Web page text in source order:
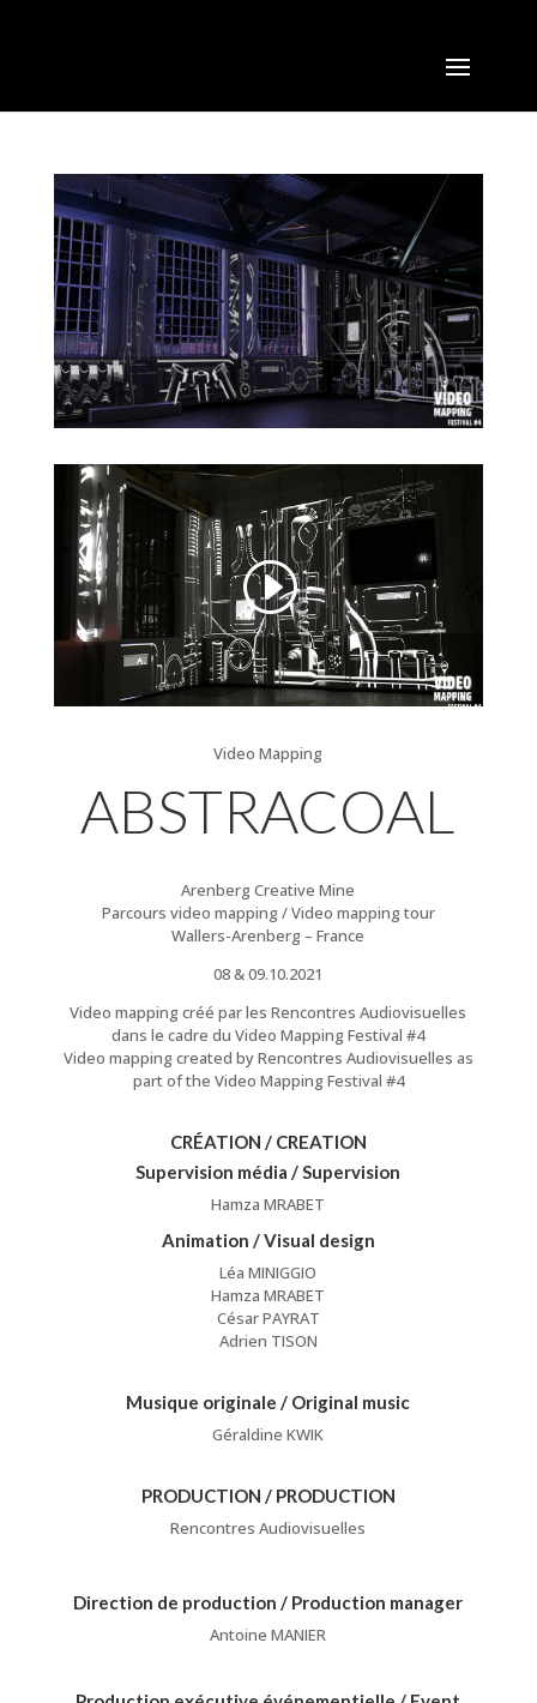
Video Mapping
ABSTRACOAL
Arenberg Creative Mine
Parcours video mapping / Video mapping tour
Wallers-Arenberg – France
08 & 09.10.2021
Video mapping créé par les Rencontres Audiovisuelles
dans le cadre du Video Mapping Festival #4
Video mapping created by Rencontres Audiovisuelles as
part of the Video Mapping Festival #4
CRÉATION / CREATION
Supervision média / Supervision
Hamza MRABET
Animation / Visual design
Léa MINIGGIO
Hamza MRABET
César PAYRAT
Adrien TISON
Musique originale / Original music
Géraldine KWIK
PRODUCTION / PRODUCTION
Rencontres Audiovisuelles
Direction de production / Production manager
Antoine MANIER